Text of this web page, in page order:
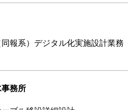
報系）デジタル化実施設計業務
務所